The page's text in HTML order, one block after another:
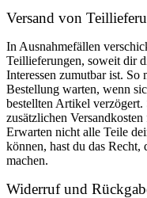
Versand von
In Ausnahmefällen
Teillieferungen, soweit dir
Interessen zumutbar ist. So
Bestellung warten, wenn
bestellten Artikel
zusätzlichen
Erwarten nicht alle Teile
können, hast du das Recht,
machen.
Widerruf und